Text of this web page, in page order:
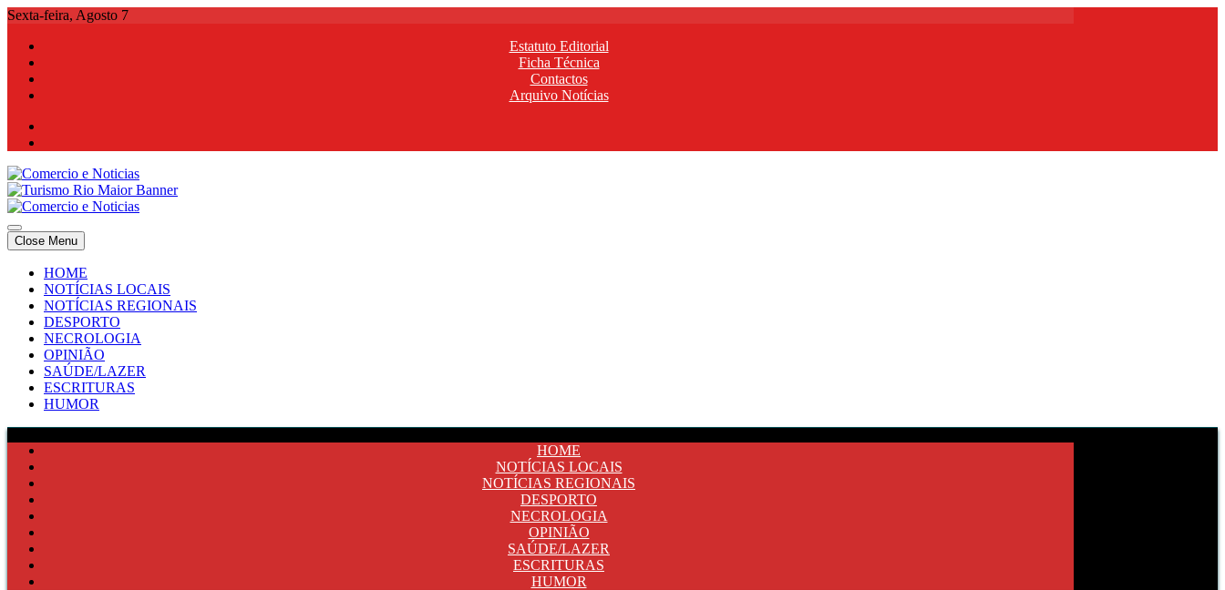
Skip
content
Sexta-feira, Agosto 7
Estatuto Editorial
Ficha Técnica
Contactos
Arquivo Notícias
Comercio e Noticias
Notícias e Publicidade Online
Comercio e Noticias
Notícias e Publicidade Online
Close Menu
HOME
NOTÍCIAS LOCAIS
NOTÍCIAS REGIONAIS
DESPORTO
NECROLOGIA
OPINIÃO
SAÚDE/LAZER
ESCRITURAS
HUMOR
HOME
NOTÍCIAS LOCAIS
NOTÍCIAS REGIONAIS
DESPORTO
NECROLOGIA
OPINIÃO
SAÚDE/LAZER
ESCRITURAS
HUMOR